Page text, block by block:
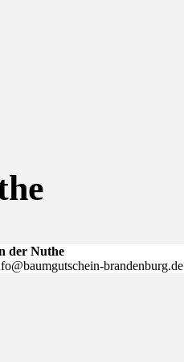
der Nuthe
brandenburg.de